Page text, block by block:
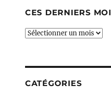
CES DERNIERS
Ces
CATÉGORIES